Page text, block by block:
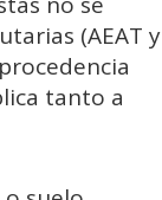
(AEAT y
tanto a